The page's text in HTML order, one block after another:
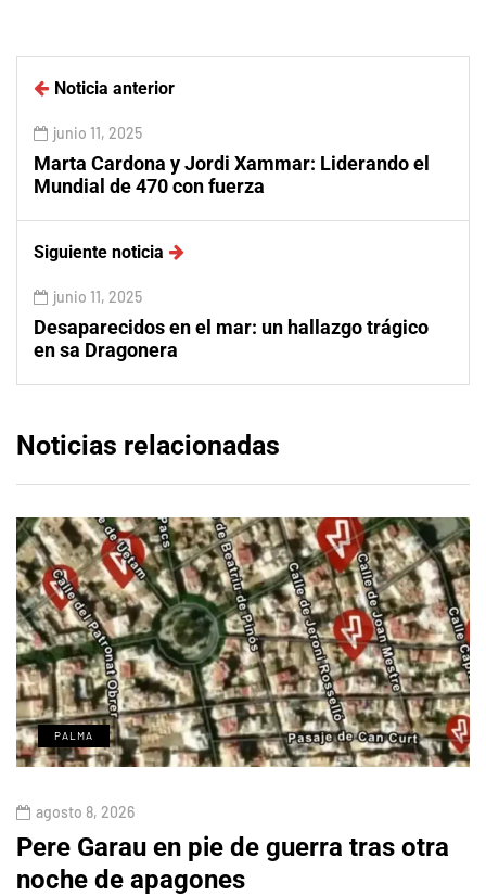
Noticia anterior
junio 11, 2025
Marta Cardona y Jordi Xammar: Liderando el
Mundial de 470 con fuerza
Siguiente noticia
junio 11, 2025
Desaparecidos en el mar: un hallazgo trágico
en sa Dragonera
Noticias relacionadas
PALMA
agosto 8, 2026
Pere Garau en pie de guerra tras otra
noche de apagones